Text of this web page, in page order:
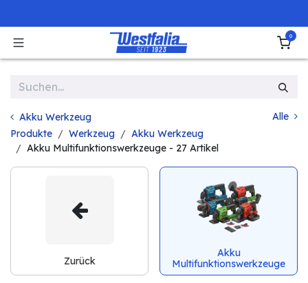
0
Akku Werkzeug
Alle
Produkte
Werkzeug
Akku Werkzeug
Akku Multifunktionswerkzeuge - 27 Artikel
Zurück
Akku
Multifunktionswerkzeuge